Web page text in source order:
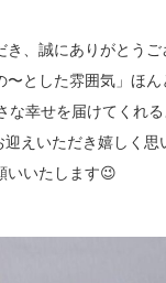
き、誠にありがとう
〜とした雰囲気」ほ
な幸せを届けてくれる
えいただき嬉しく思
いいたします😉